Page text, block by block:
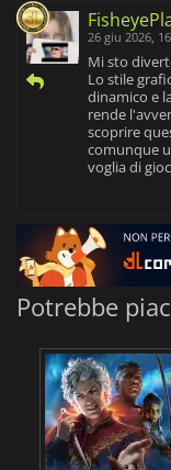
26 giu 2026,
Mi sto
Lo stile
dinamico e
rende
scoprire
comunque
voglia di
Potrebbe